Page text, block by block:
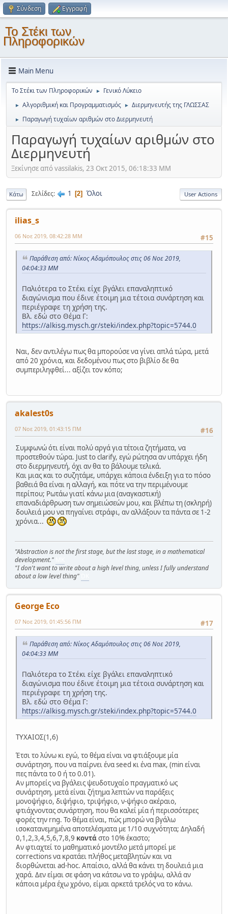
Σύνδεση Εγγραφή
Το Στέκι των
Πληροφορικών
Main Menu
Το Στέκι των Πληροφορικών ► Γενικό Λύκειο
► Αλγοριθμική και Προγραμματισμός ► Διερμηνευτής της ΓΛΩΣΣΑΣ
► Παραγωγή τυχαίων αριθμών στο Διερμηνευτή
Παραγωγή τυχαίων αριθμών στο
Διερμηνευτή
Ξεκίνησε από vassilakis, 23 Οκτ 2015, 06:18:33 ΜΜ
Κάτω Σελίδες 1 2 Όλοι User Actions
ilias_s
#15
06 Νοε 2019, 08:42:28 ΜΜ
Παράθεση από: Νίκος Αδαμόπουλος στις 06 Νοε 2019,
04:04:33 ΜΜ
Παλιότερα το Στέκι είχε βγάλει επαναληπτικό
διαγώνισμα που έδινε έτοιμη μια τέτοια συνάρτηση και
περιέγραφε τη χρήση της.
Βλ. εδώ στο Θέμα Γ:
https://alkisg.mysch.gr/steki/index.php?topic=5744.0
Ναι, δεν αντιλέγω πως θα μπορούσε να γίνει απλά τώρα, μετά
από 20 χρόνια, και δεδομένου πως στο βιβλίο δε θα
συμπεριληφθεί... αξίζει τον κόπο;
akalest0s
#16
07 Νοε 2019, 01:43:15 ΠΜ
Συμφωνώ ότι είναι πολύ αργά για τέτοια ζητήματα, να
προστεθούν τώρα. Just to clarify, εγώ ρώτησα αν υπάρχει ήδη
στο διερμηνευτή, όχι αν θα το βάλουμε τελικά.
Και μιας και το συζητάμε, υπάρχει κάποια ένδειξη για το πόσο
βαθειά θα είναι η αλλαγή, και πότε να την περιμένουμε
περίπου; Ρωτάω γιατί κάνω μια (αναγκαστική)
επαναδιάρθρωση των σημειώσεών μου, και βλέπω τη (σκληρή)
δουλειά μου να πηγαίνει στράφι, αν αλλάξουν τα πάντα σε 1-2
χρόνια...
"Abstraction is not the first stage, but the last stage, in a mathematical
development."
"I don't want to write about a high level thing, unless I fully understand
about a low level thing"
George Eco
#17
07 Νοε 2019, 01:45:56 ΠΜ
Παράθεση από: Νίκος Αδαμόπουλος στις 06 Νοε 2019,
04:04:33 ΜΜ
Παλιότερα το Στέκι είχε βγάλει επαναληπτικό
διαγώνισμα που έδινε έτοιμη μια τέτοια συνάρτηση και
περιέγραφε τη χρήση της.
Βλ. εδώ στο Θέμα Γ:
https://alkisg.mysch.gr/steki/index.php?topic=5744.0
ΤΥΧΑΙΟΣ(1,6)
Έτσι το λύνω κι εγώ, το θέμα είναι να φτιάξουμε μία
συνάρτηση, που να παίρνει ένα seed κι ένα max, (min είναι
πες πάντα το 0 ή το 0.01).
Αν μπορείς να βγάλεις ψευδοτυχαίο πραγματικό ως
συνάρτηση, μετά είναι ζήτημα λεπτών να παράξεις
μονοψήφιο, διψήφιο, τριψήφιο, ν-ψήφιο ακέραιο,
φτιάχνοντας συνάρτηση, που θα καλεί μία ή περισσότερες
φορές την rng. Το θέμα είναι, πώς μπορώ να βγάλω
ισοκατανεμημένα αποτελέσματα με 1/10 συχνότητα; Δηλαδή
0,1,2,3,4,5,6,7,8,9 κοντάστο 10% έκαστο;
Αν φτιαχτεί το μαθηματικό μοντέλο μετά μπορεί με
corrections να κρατάει πλήθος μεταβλητών και να
διορθώνεται ad-hoc. Απαίσιο, αλλά θα κάνει τη δουλειά μια
χαρά. Δεν είμαι σε φάση να κάτσω να το γράψω, αλλά αν
κάποια μέρα έχω χρόνο, είμαι αρκετά τρελός να το κάνω.